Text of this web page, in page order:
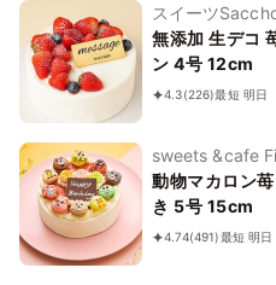
スイーツ
無添加 生デコ
ン 4号 12cm
4.3(226)最短 明日
動物マカロン
き 5号 15cm
4.74(491)最短 明日